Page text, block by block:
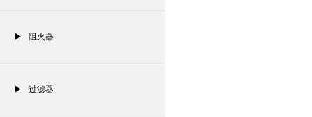
▶ 阻火器
▶ 过滤器